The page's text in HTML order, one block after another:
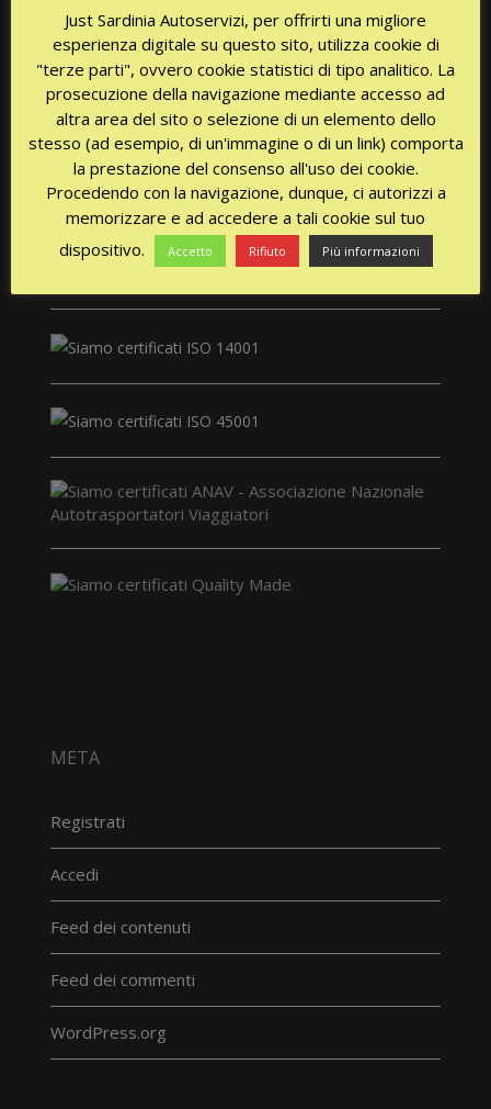
Disponibilità 24/24h tutti i giorni!
CERTIFICAZIONI
META
Registrati
Accedi
Feed dei contenuti
Feed dei commenti
WordPress.org
Just Sardinia Autoservizi, per offrirti una migliore
esperienza digitale su questo sito, utilizza cookie di
"terze parti", ovvero cookie statistici di tipo analitico. La
prosecuzione della navigazione mediante accesso ad
altra area del sito o selezione di un elemento dello
stesso (ad esempio, di un'immagine o di un link) comporta
la prestazione del consenso all'uso dei cookie.
Procedendo con la navigazione, dunque, ci autorizzi a
memorizzare e ad accedere a tali cookie sul tuo
dispositivo.
Accetto Rifiuto Più informazioni